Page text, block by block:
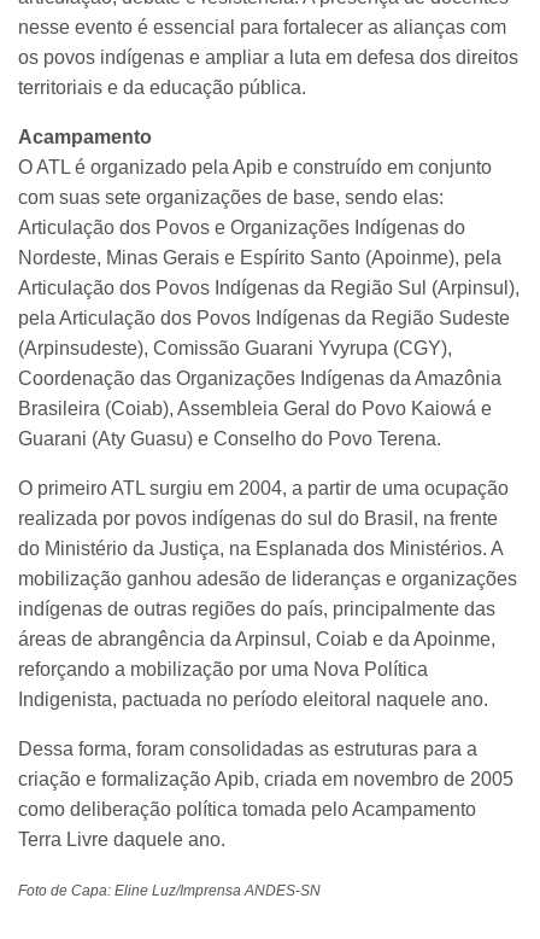
nesse evento é essencial para fortalecer as alianças com
os povos indígenas e ampliar a luta em defesa dos direitos
territoriais e da educação pública.
Acampamento
O ATL é organizado pela Apib e construído em conjunto
com suas sete organizações de base, sendo elas:
Articulação dos Povos e Organizações Indígenas do
Nordeste, Minas Gerais e Espírito Santo (Apoinme), pela
Articulação dos Povos Indígenas da Região Sul (Arpinsul),
pela Articulação dos Povos Indígenas da Região Sudeste
(Arpinsudeste), Comissão Guarani Yvyrupa (CGY),
Coordenação das Organizações Indígenas da Amazônia
Brasileira (Coiab), Assembleia Geral do Povo Kaiowá e
Guarani (Aty Guasu) e Conselho do Povo Terena.
O primeiro ATL surgiu em 2004, a partir de uma ocupação
realizada por povos indígenas do sul do Brasil, na frente
do Ministério da Justiça, na Esplanada dos Ministérios. A
mobilização ganhou adesão de lideranças e organizações
indígenas de outras regiões do país, principalmente das
áreas de abrangência da Arpinsul, Coiab e da Apoinme,
reforçando a mobilização por uma Nova Política
Indigenista, pactuada no período eleitoral naquele ano.
Dessa forma, foram consolidadas as estruturas para a
criação e formalização Apib, criada em novembro de 2005
como deliberação política tomada pelo Acampamento
Terra Livre daquele ano.
Foto de Capa: Eline Luz/Imprensa ANDES-SN